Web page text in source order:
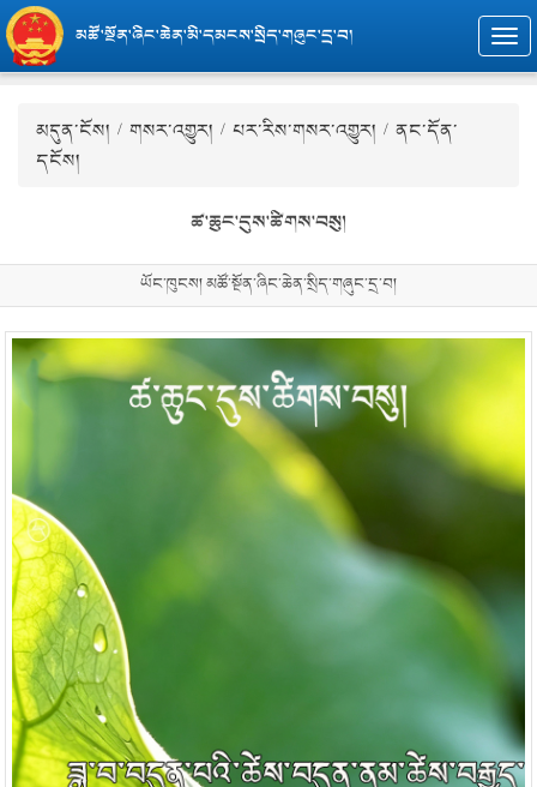
མཚོ་སྔོན་ཞིང་ཆེན་མི་དམངས་སྲིད་གཞུང་དྲ་བ།
མདུན་ངོས། / གསར་འགྱུར། / པར་རིས་གསར་འགྱུར། / ནང་དོན་
དངོས།
ཚ་ཆུང་དུས་ཚིགས་བསུ།
ཡོང་ཁུངས། མཚོ་སྔོན་ཞིང་ཆེན་སྲིད་གཞུང་དྲ་བ།